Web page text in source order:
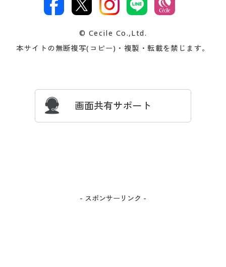
著作権・商標について 会社案内
プレゼント＆キャンペーン サイトマップ
交換・返品は お支払は
ついて
忘れの場合
© Cecile Co.,Ltd.
本サイトの無断複写(コピー)・複製・転載を禁じます。
画面共有サポート
- スポンサーリンク -